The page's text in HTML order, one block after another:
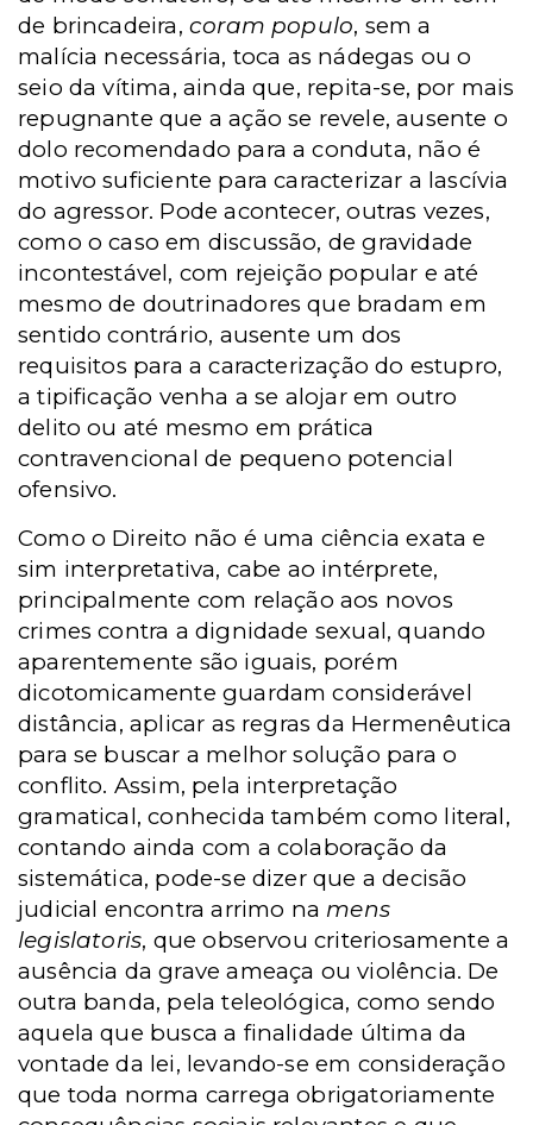
de brincadeira, coram populo, sem a
malícia necessária, toca as nádegas ou o
seio da vítima, ainda que, repita-se, por mais
repugnante que a ação se revele, ausente o
dolo recomendado para a conduta, não é
motivo suficiente para caracterizar a lascívia
do agressor. Pode acontecer, outras vezes,
como o caso em discussão, de gravidade
incontestável, com rejeição popular e até
mesmo de doutrinadores que bradam em
sentido contrário, ausente um dos
requisitos para a caracterização do estupro,
a tipificação venha a se alojar em outro
delito ou até mesmo em prática
contravencional de pequeno potencial
ofensivo.
Como o Direito não é uma ciência exata e
sim interpretativa, cabe ao intérprete,
principalmente com relação aos novos
crimes contra a dignidade sexual, quando
aparentemente são iguais, porém
dicotomicamente guardam considerável
distância, aplicar as regras da Hermenêutica
para se buscar a melhor solução para o
conflito. Assim, pela interpretação
gramatical, conhecida também como literal,
contando ainda com a colaboração da
sistemática, pode-se dizer que a decisão
judicial encontra arrimo na mens
legislatoris, que observou criteriosamente a
ausência da grave ameaça ou violência. De
outra banda, pela teleológica, como sendo
aquela que busca a finalidade última da
vontade da lei, levando-se em consideração
que toda norma carrega obrigatoriamente